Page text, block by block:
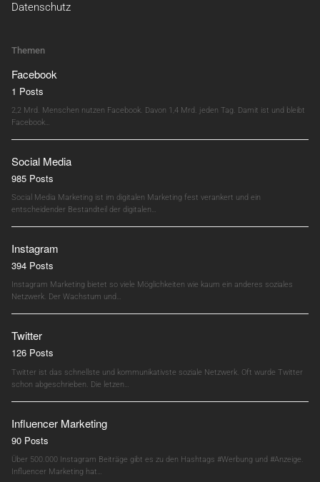
Datenschutz
Themen
Facebook
1 Posts
2,2 Mrd. Menschen nutzen Facebook. Davon 1,4 Mrd. jeden Tag. Damit ist und bleibt
Facebook…
Social Media
985 Posts
Social Media Marketing ist im digitalen Marketing fest verankert und ein
entscheidender Bestandteil der digitalen…
Instagram
394 Posts
Instagram Marketing bietet so viele Möglichkeiten wie kaum ein anderes soziales
Netzwerk. Der Wachstum und…
Twitter
126 Posts
Twitter ist das schnellste und kommunikativste soziale Netzwerk. Oft wurde Twitter
schon abgeschrieben. Die letzen…
Influencer Marketing
90 Posts
Über 500.000 Instagram Beiträge gibt es zu den Hashtags #Werbung und #Anzeige.
Influencer Marketing hat…